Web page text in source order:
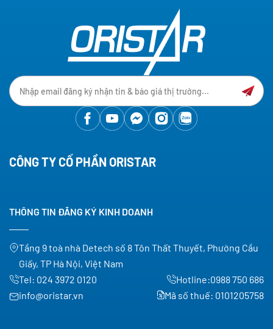
CÔNG TY CỔ PHẦN ORISTAR
THÔNG TIN ĐĂNG KÝ KINH DOANH
Tầng 9 toà nhà Detech số 8 Tôn Thất Thuyết, Phường Cầu
Giấy, TP Hà Nội, Việt Nam
Tel: 024 3972 0120 Hotline:0988 750 686
info@oristar.vn
Mã số thuế: 0101205758